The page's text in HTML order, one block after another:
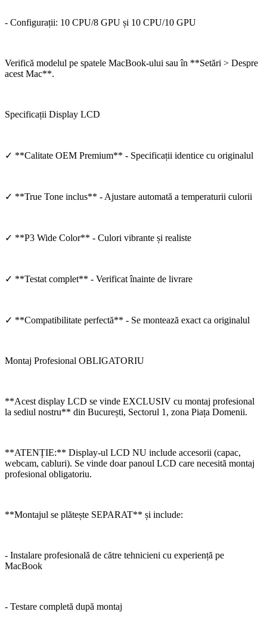
- Configurații: 10 CPU/8 GPU și 10 CPU/10 GPU
Verifică modelul pe spatele MacBook-ului sau în **Setări > Despre
acest Mac**.
Specificații Display LCD
✓ **Calitate OEM Premium** - Specificații identice cu originalul
✓ **True Tone inclus** - Ajustare automată a temperaturii culorii
✓ **P3 Wide Color** - Culori vibrante și realiste
✓ **Testat complet** - Verificat înainte de livrare
✓ **Compatibilitate perfectă** - Se montează exact ca originalul
Montaj Profesional OBLIGATORIU
**Acest display LCD se vinde EXCLUSIV cu montaj profesional
la sediul nostru** din București, Sectorul 1, zona Piața Domenii.
**ATENȚIE:** Display-ul LCD NU include accesorii (capac,
webcam, cabluri). Se vinde doar panoul LCD care necesită montaj
profesional obligatoriu.
**Montajul se plătește SEPARAT** și include:
- Instalare profesională de către tehnicieni cu experiență pe
MacBook
- Testare completă după montaj